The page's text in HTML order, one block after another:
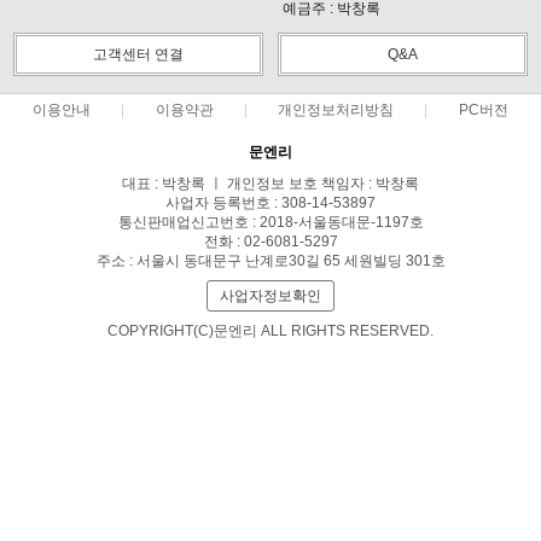
예금주 : 박창록
고객센터 연결 Q&A
이용안내 이용약관 개인정보처리방침 PC버전
문엔리
대표 : 박창록 ㅣ 개인정보 보호 책임자 : 박창록
사업자 등록번호 : 308-14-53897
통신판매업신고번호 : 2018-서울동대문-1197호
전화 : 02-6081-5297
주소 : 서울시 동대문구 난계로30길 65 세원빌딩 301호
사업자정보확인
COPYRIGHT(C)문엔리 ALL RIGHTS RESERVED.